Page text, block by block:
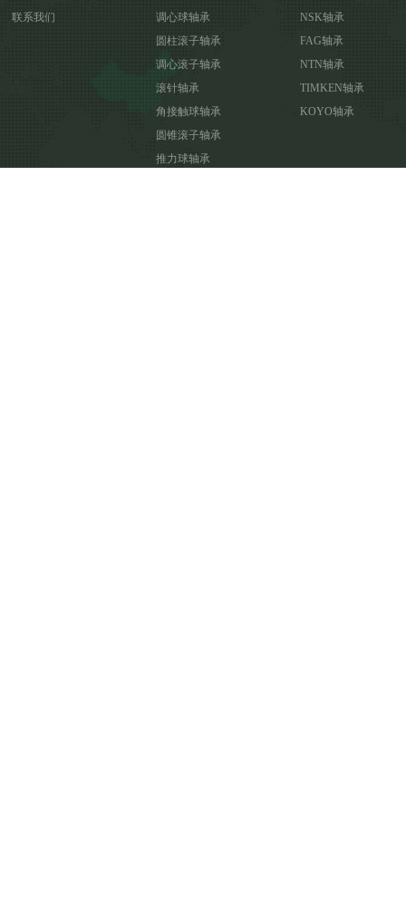
联系我们
调心球轴承
圆柱滚子轴承
调心滚子轴承
滚针轴承
角接触球轴承
圆锥滚子轴承
推力球轴承
NSK轴承
FAG轴承
NTN轴承
TIMKEN轴承
KOYO轴承